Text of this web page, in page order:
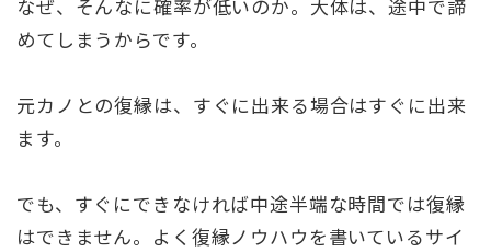
なぜ、そんなに確率が低いのか。大体は、途中で諦
めてしまうからです。
元カノとの復縁は、すぐに出来る場合はすぐに出来
ます。
でも、すぐにできなければ中途半端な時間では復縁
はできません。よく復縁ノウハウを書いているサイ